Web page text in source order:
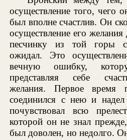
осуществление того, чего
был вполне счастлив. Он
осуществление его желания
песчинку из той горы
ожидал. Это
вечную ошибку,
представляя себе
желания. Первое время
соединился с нею и надел
почувствовал всю
которой он не знал
был доволен, но недолго.